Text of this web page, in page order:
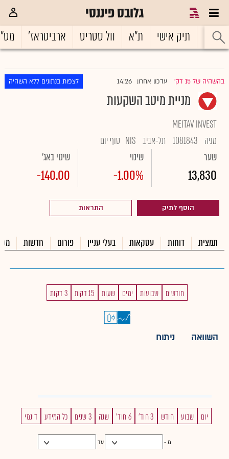
גלובס פיננסי
ראשי תיק אישי ת"א וול סטריט ארביטראז'
בהשהיה של 15 דק' עדכון אחרון 14:26 לצפות בנתונים ללא השהיה
מניית מיטב השקעות
MEITAV INVEST
מניה 1081843 תל-אביב NIS סוף יום
שער
13,830
שינוי
-1.00%
שינוי באג'
-140.00
הוסף לתיק התראות
תמצית דוחות עסקאות בעלי עניין פורום חדשות
חודשים שבועות ימים שעות 15 דקות 3 דקות
השוואה ניתוח
יום שבוע חודש 3 חוד' 6 חוד' שנה 3 שנים כל המידע דינמי
מ - עד